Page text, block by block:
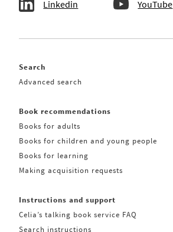
Linkedin YouTube
Search
Advanced search
Book recommendations
Books for adults
Books for children and young people
Books for learning
Making acquisition requests
Instructions and support
Celia’s talking book service FAQ
Search instructions